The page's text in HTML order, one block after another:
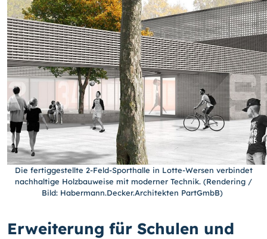
Die fertiggestellte 2-Feld-Sporthalle in Lotte-Wersen verbindet
nachhaltige Holzbauweise mit moderner Technik. (Rendering /
Bild: Habermann.Decker.Architekten PartGmbB)
Erweiterung für Schulen und